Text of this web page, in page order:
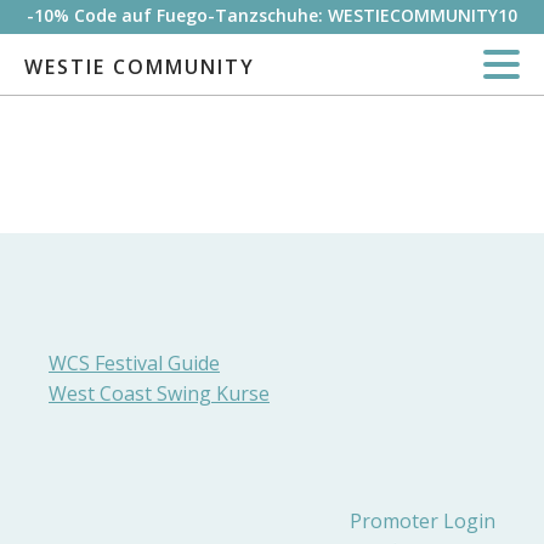
-10% Code auf Fuego-Tanzschuhe: WESTIECOMMUNITY10
WESTIE COMMUNITY
WCS Festival Guide
West Coast Swing Kurse
Promoter Login